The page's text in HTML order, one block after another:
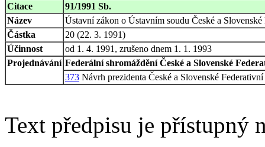
Citace
91/1991 Sb.
Název
Ústavní zákon o Ústavním soudu České a
Částka
20 (22. 3. 1991)
Účinnost
od 1. 4. 1991, zrušeno dnem 1. 1. 1993
Projednávání Federální shromáždění České a Slovenské
373 Návrh prezidenta České a Slovenské
Text předpisu je přístupný